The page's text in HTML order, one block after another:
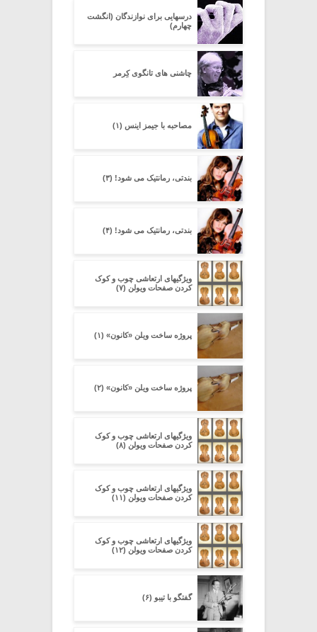
درسهایی برای نوازندگان (انگشت
چهارم)
چاشنی های تانگوی کِرِمر
مصاحبه با جیمز اینس (۱)
بندتی، رمانتیک می شود! (۳)
بندتی، رمانتیک می شود! (۴)
ویژگیهای ارتعاشی چوب و کوک
کردن صفحات ویولن (۷)
پروژه ساخت ویلن «کانون» (۱)
پروژه ساخت ویلن «کانون» (۲)
ویژگیهای ارتعاشی چوب و کوک
کردن صفحات ویولن (۸)
ویژگیهای ارتعاشی چوب و کوک
کردن صفحات ویولن (۱۱)
ویژگیهای ارتعاشی چوب و کوک
کردن صفحات ویولن (۱۲)
گفتگو با تیبو (۶)